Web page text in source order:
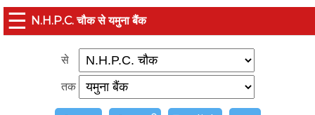
☰ N.H.P.C. चौक से यमुना बैंक
से
तक